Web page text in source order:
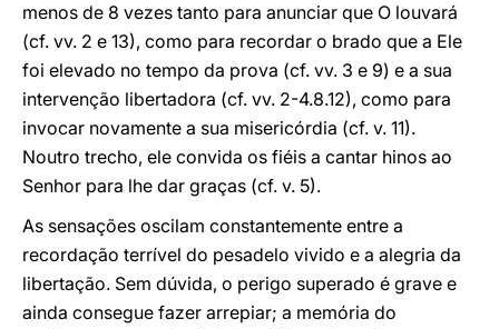
menos de 8 vezes tanto para anunciar que O louvará
(cf. vv. 2 e 13), como para recordar o brado que a Ele
foi elevado no tempo da prova (cf. vv. 3 e 9) e a sua
intervenção libertadora (cf. vv. 2-4.8.12), como para
invocar novamente a sua misericórdia (cf. v. 11).
Noutro trecho, ele convida os fiéis a cantar hinos ao
Senhor para lhe dar graças (cf. v. 5).
As sensações oscilam constantemente entre a
recordação terrível do pesadelo vivido e a alegria da
libertação. Sem dúvida, o perigo superado é grave e
ainda consegue fazer arrepiar; a memória do